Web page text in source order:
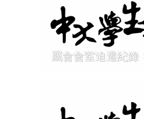
屬會會室迫遷紀錄